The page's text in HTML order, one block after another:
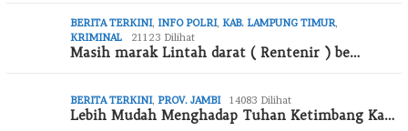
BERITA TERKINI, INFO POLRI, KAB. LAMPUNG TIMUR,
KRIMINAL
21123 Dilihat
Masih marak Lintah darat ( Rentenir ) be…
BERITA TERKINI, PROV. JAMBI 14083 Dilihat
Lebih Mudah Menghadap Tuhan Ketimbang Ka…